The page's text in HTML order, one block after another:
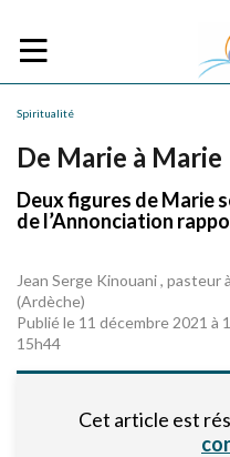
Spiritualité
De Marie à Marie
Deux figures de Marie
de l’Annonciation
Jean Serge Kinouani ,
(Ardèche)
Publié le 11 décembre 2021 à
15h44
Cet article est